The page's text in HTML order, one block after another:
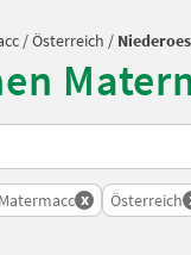
/Österreich /
Matermacc x Österreich